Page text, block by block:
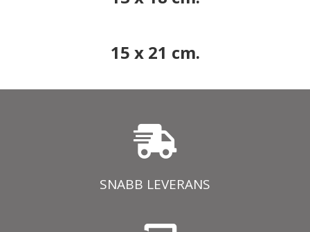
15 x 21 cm.
SNABB LEVERANS